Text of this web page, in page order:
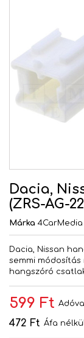
Dacia,
(ZRS-AG-
Márka 4CarMedia
Dacia, Nissan
semmi
hangszóró
599 Ft
472 Ft Áfa